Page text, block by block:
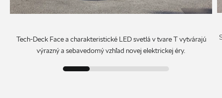
Tech-Deck Face a charakteristické LED svetlá v tvare T vytvárajú
výrazný a sebavedomý vzhľad novej elektrickej éry.